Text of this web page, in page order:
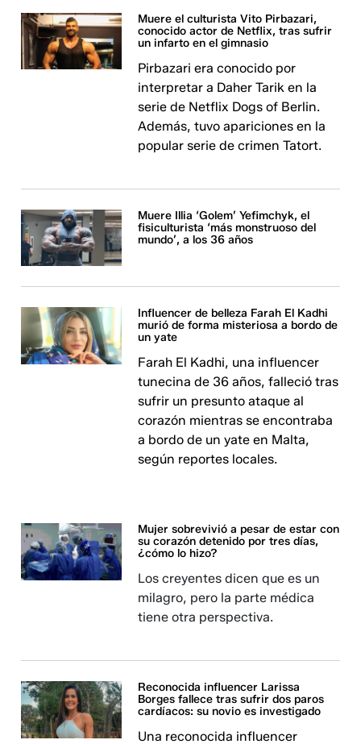
Muere el culturista Vito Pirbazari,
conocido actor de Netflix, tras sufrir
un infarto en el gimnasio
Pirbazari era conocido por
interpretar a Daher Tarik en la
serie de Netflix Dogs of Berlin.
Además, tuvo apariciones en la
popular serie de crimen Tatort.
Muere Illia ‘Golem’ Yefimchyk, el
fisiculturista ‘más monstruoso del
mundo’, a los 36 años
Influencer de belleza Farah El Kadhi
murió de forma misteriosa a bordo de
un yate
Farah El Kadhi, una influencer
tunecina de 36 años, falleció tras
sufrir un presunto ataque al
corazón mientras se encontraba
a bordo de un yate en Malta,
según reportes locales.
Mujer sobrevivió a pesar de estar con
su corazón detenido por tres días,
¿cómo lo hizo?
Los creyentes dicen que es un
milagro, pero la parte médica
tiene otra perspectiva.
Reconocida influencer Larissa
Borges fallece tras sufrir dos paros
cardíacos: su novio es investigado
Una reconocida influencer